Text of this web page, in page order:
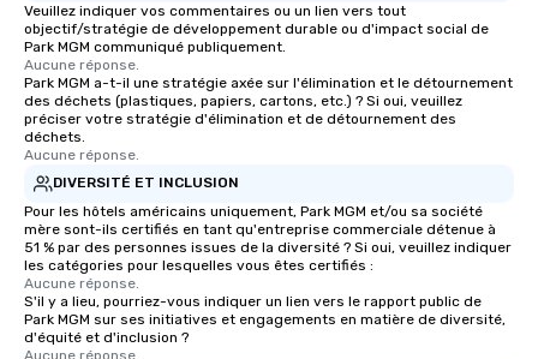
Veuillez indiquer vos commentaires ou un lien vers tout
objectif/stratégie de développement durable ou d'impact social de
Park MGM communiqué publiquement.
Aucune réponse.
Park MGM a-t-il une stratégie axée sur l'élimination et le détournement
des déchets (plastiques, papiers, cartons, etc.) ? Si oui, veuillez
préciser votre stratégie d'élimination et de détournement des
déchets.
Aucune réponse.
DIVERSITÉ ET INCLUSION
Pour les hôtels américains uniquement, Park MGM et/ou sa société
mère sont-ils certifiés en tant qu'entreprise commerciale détenue à
51 % par des personnes issues de la diversité ? Si oui, veuillez indiquer
les catégories pour lesquelles vous êtes certifiés :
Aucune réponse.
S'il y a lieu, pourriez-vous indiquer un lien vers le rapport public de
Park MGM sur ses initiatives et engagements en matière de diversité,
d'équité et d'inclusion ?
Aucune réponse.